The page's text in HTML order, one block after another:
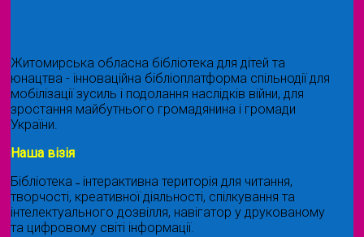
Житомирська обласна бібліотека для дітей та
юнацтва - інноваційна бібліоплатформа спільнодії для
мобілізації зусиль і подолання наслідків війни, для
зростання майбутнього громадянина і громади
України.
Наша візія
Бібліотека ˗ інтерактивна територія для читання,
творчості, креативної діяльності, спілкування та
інтелектуального дозвілля, навігатор у друкованому
та цифровому світі інформації.